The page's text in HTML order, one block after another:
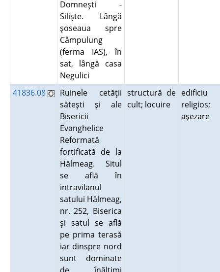
Domneşti -
Silişte. Lângă
şoseaua spre
Câmpulung
(ferma IAS), în
sat, lângă casa
Negulici
41836.08
Ruinele cetăţii
săteşti şi ale
Bisericii
Evanghelice
Reformată
fortificată de la
Hălmeag. Situl
se află în
intravilanul
satului Hălmeag,
nr. 252, Biserica
şi satul se află
pe prima terasă
iar dinspre nord
sunt dominate
structură de
cult; locuire
edificiu
religios;
aşezare